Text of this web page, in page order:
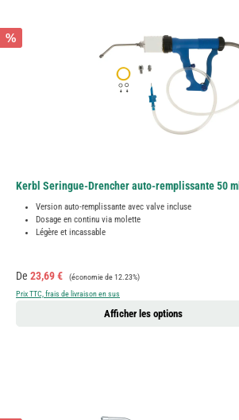
%
Kerbl Seringue-Drencher auto-remplissante 50 ml
Version auto-remplissante avec valve incluse
Dosage en continu via molette
Légère et incassable
Prix de vente :
De 23,69 € Prix régulier :
(économie de 12.23%)
Prix TTC, frais de livraison en sus
Afficher les options